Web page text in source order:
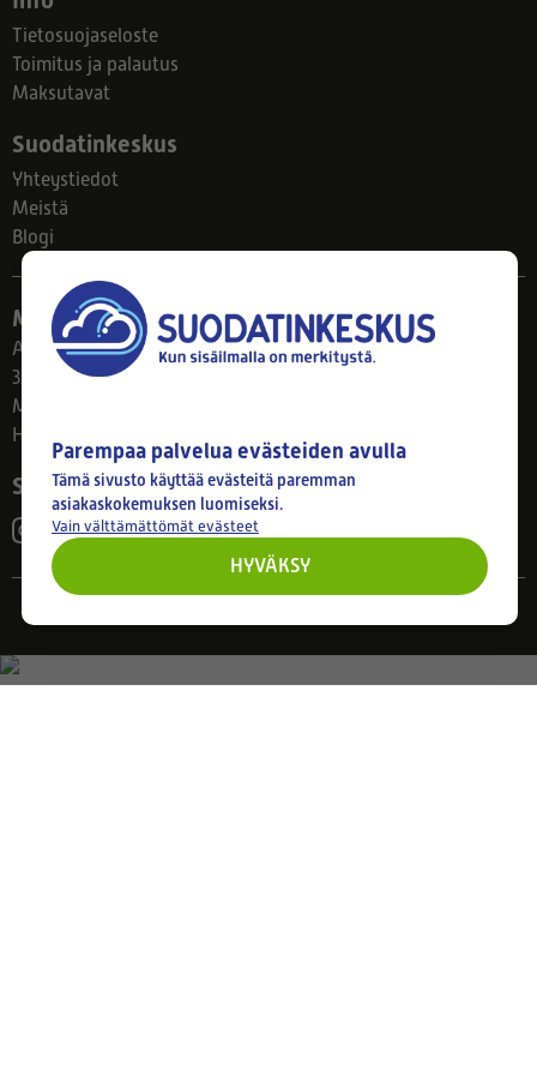
Tietosuojaseloste
Toimitus ja palautus
Maksutavat
Suodatinkeskus
Yhteystiedot
Meistä
Blogi
Myymälä
Ahlmanintie 61
33800 Tampere
Ma–Pe 8–17
Huom! Myymälän poikkeusaukiolot: 27.7.-21.8. klo 8-16
Seuraa meitä
Parempaa palvelua evästeiden avulla
Tämä sivusto käyttää evästeitä paremman
asiakaskokemuksen luomiseksi.
Vain välttämättömät evästeet
HYVÄKSY